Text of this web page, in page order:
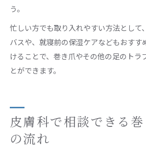
う。
忙しい方でも取り入れやすい方法として
バスや、就寝前の保湿ケアなどもおすす
けることで、巻き爪やその他の足のトラ
とができます。
皮膚科で相談できる
の流れ